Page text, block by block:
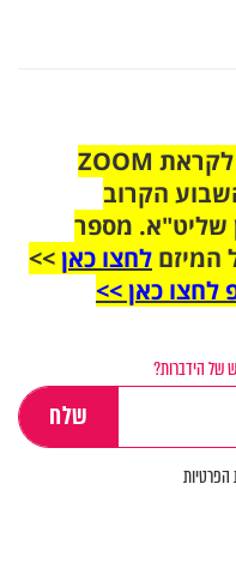
הצטרפו לקבוצת הוואטסאפ לקראת ZOOM
הקרוב
שליט"א. מספר
המיזם לחצו כאן>>
לחצו כאן >>
של הידברות?
הפרטיות